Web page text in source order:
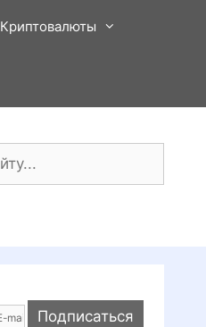
Криптовалюты